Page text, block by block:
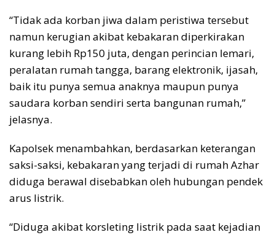
“Tidak ada korban jiwa dalam peristiwa tersebut
namun kerugian akibat kebakaran diperkirakan
kurang lebih Rp150 juta, dengan perincian lemari,
peralatan rumah tangga, barang elektronik, ijasah,
baik itu punya semua anaknya maupun punya
saudara korban sendiri serta bangunan rumah,”
jelasnya.
Kapolsek menambahkan, berdasarkan keterangan
saksi-saksi, kebakaran yang terjadi di rumah Azhar
diduga berawal disebabkan oleh hubungan pendek
arus listrik.
“Diduga akibat korsleting listrik pada saat kejadian